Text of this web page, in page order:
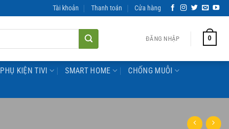
Tài khoản Thanh toán Cửa hàng
ĐĂNG NHẬP 0
PHỤ KIỆN TIVI SMART HOME
CHỐNG MUỖI